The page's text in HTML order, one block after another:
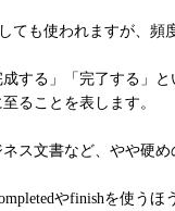
ても使われますが、頻
する」「完了する」
ることを表します。
ス文書など、やや硬め
やfinishを使うほ